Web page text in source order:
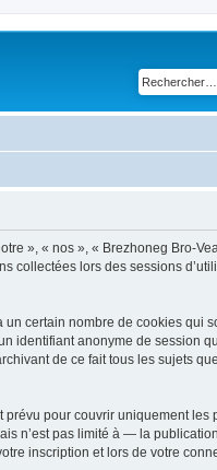
», « nos », « Brezhoneg Bro-
collectées lors des sessions
certain nombre de cookies qui
identifiant anonyme de session
de ce fait tous les sujets
pour couvrir uniquement les
n’est pas limité à — la
inscription et lors de votre